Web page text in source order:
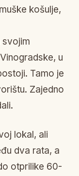
košulje,
svojim
u
Tamo je
Zajedno
lokal, ali
dva rata, a
otprilike 60-